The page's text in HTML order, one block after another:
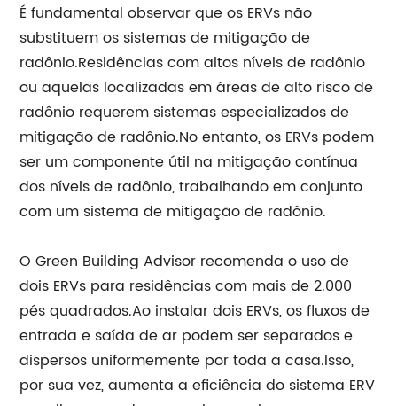
É fundamental observar que os ERVs não
substituem os sistemas de mitigação de
radônio.Residências com altos níveis de radônio
ou aquelas localizadas em áreas de alto risco de
radônio requerem sistemas especializados de
mitigação de radônio.No entanto, os ERVs podem
ser um componente útil na mitigação contínua
dos níveis de radônio, trabalhando em conjunto
com um sistema de mitigação de radônio.
O Green Building Advisor recomenda o uso de
dois ERVs para residências com mais de 2.000
pés quadrados.Ao instalar dois ERVs, os fluxos de
entrada e saída de ar podem ser separados e
dispersos uniformemente por toda a casa.Isso,
por sua vez, aumenta a eficiência do sistema ERV